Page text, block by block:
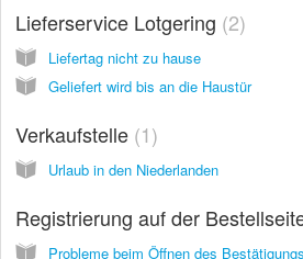
Lieferservice Lotgering 2
Liefertag nicht zu hause
Geliefert wird bis an die Haustür
Verkaufstelle 1
Urlaub in den Niederlanden
Registrierung auf der